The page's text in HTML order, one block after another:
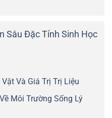
Sâu Đặc Tính Sinh Học
Và Giá Trị Trị Liệu
Môi Trường Sống Lý